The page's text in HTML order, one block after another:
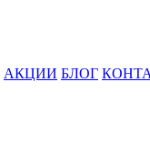
АКЦИИ БЛОГ